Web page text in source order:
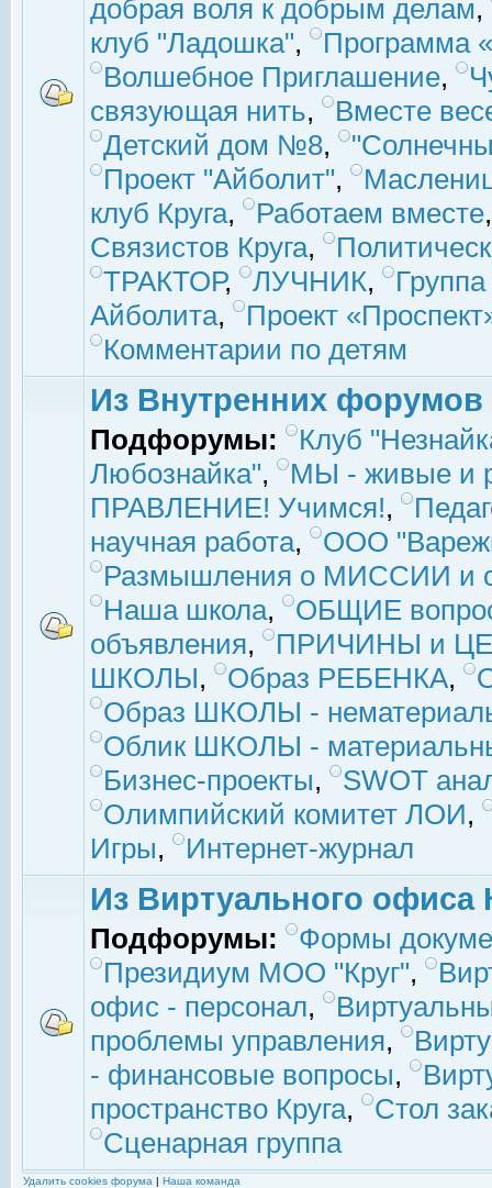
добрая воля к добрым делам,
клуб "Ладошка",
Программа
Волшебное Приглашение,
связующая нить,
Вместе
Детский дом №8,
Проект "Айболит",
клуб Круга, Работаем вместе
Связистов Круга,
ТРАКТОР, ЛУЧНИК,
Айболита,
Проект
Комментарии по детям
Из Внутренних форумов
Подфорумы:
Клуб
Любознайка",
МЫ - живые и
ПРАВЛЕНИЕ! Учимся!,
научная работа,
ООО
Размышления о МИССИИ и
Наша школа,
ОБЩИЕ
объявления,
ПРИЧИНЫ и
ШКОЛЫ, Образ РЕБЕНКА,
Образ ШКОЛЫ -
Облик ШКОЛЫ -
Бизнес-проекты,
SWOT
Олимпийский комитет ЛОИ,
Игры, Интернет-журнал
Из Виртуального офиса
Подфорумы:
Формы
Президиум МОО "Круг",
офис - персонал,
проблемы управления,
- финансовые вопросы,
пространство Круга,
Стол
Сценарная группа
Удалить cookies форума | Наша команда